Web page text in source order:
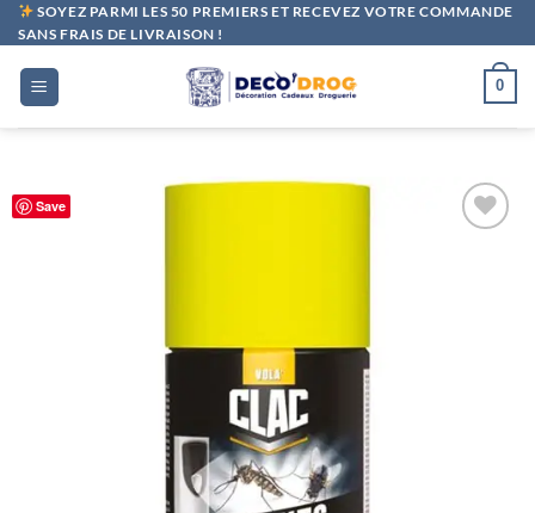
Passer
au
contenu
SOYEZ PARMI LES 50 PREMIERS ET RECEVEZ VOTRE COMMANDE
SANS FRAIS DE LIVRAISON !
0
Save